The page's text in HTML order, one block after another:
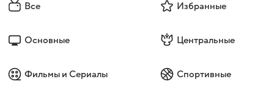
Все Избранные
Основные Центральные
Фильмы и Сериалы Спортивные